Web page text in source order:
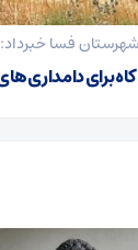
فسا خبرداد: